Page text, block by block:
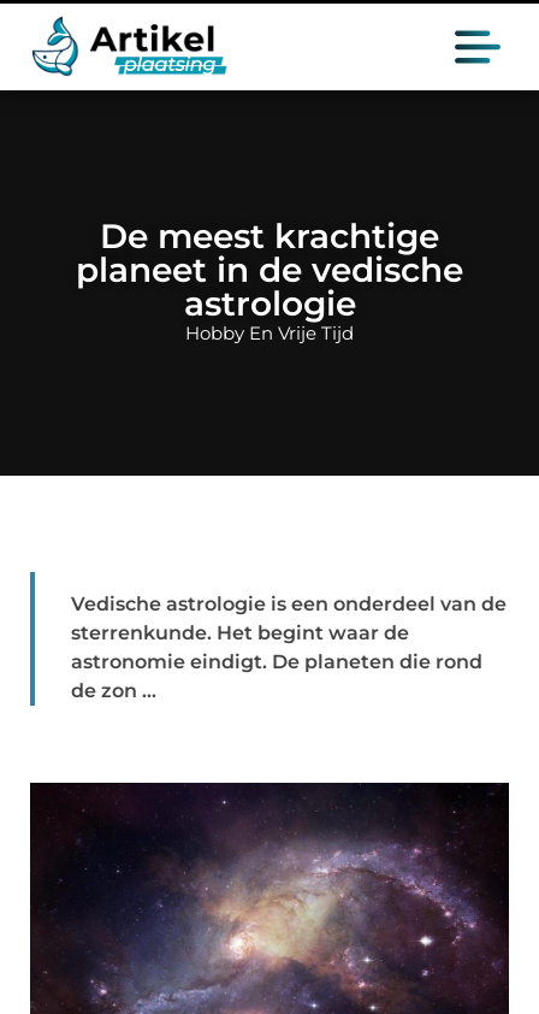
De meest krachtige
planeet in de vedische
astrologie
Hobby En Vrije Tijd
Vedische astrologie is een onderdeel van de
sterrenkunde. Het begint waar de
astronomie eindigt. De planeten die rond
de zon ...